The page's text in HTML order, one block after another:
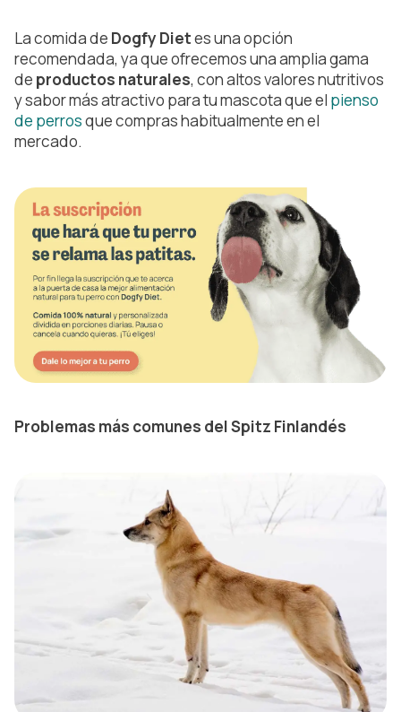
La comida de Dogfy Dietes una opción
recomendada, ya que ofrecemos una amplia gama
de productos naturales, con altos valores nutritivos
y sabor más atractivo para tu mascota que el pienso
de perrosque compras habitualmente en el
mercado.
Problemas más comunes del Spitz Finlandés